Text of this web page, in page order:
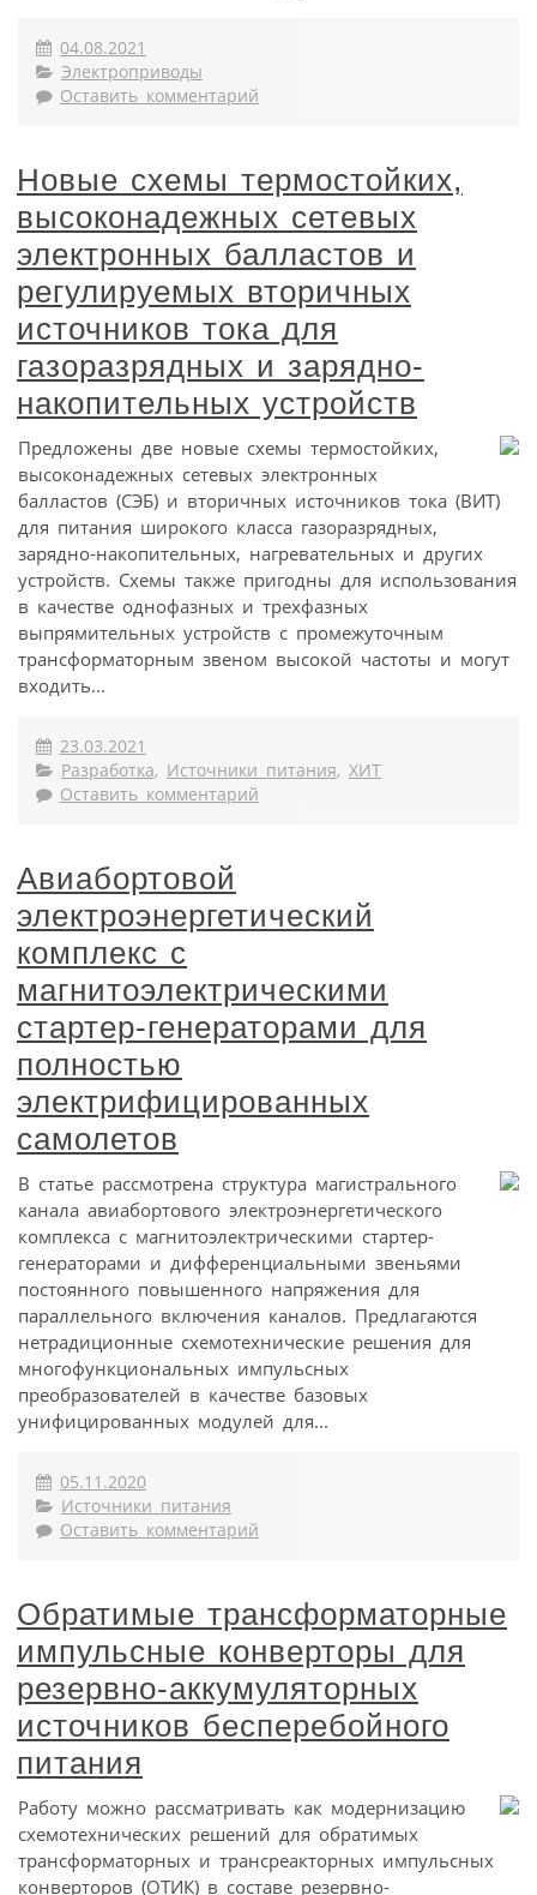
04.08.2021
Электроприводы
Оставить комментарий
Новые схемы термостойких,
высоконадежных сетевых
электронных балластов и
регулируемых вторичных
источников тока для
газоразрядных и зарядно-
накопительных устройств
Предложены две новые схемы термостойких,
высоконадежных сетевых электронных
балластов (СЭБ) и вторичных источников тока (ВИТ)
для питания широкого класса газоразрядных,
зарядно-накопительных, нагревательных и других
устройств. Схемы также пригодны для использования
в качестве однофазных и трехфазных
выпрямительных устройств с промежуточным
трансформаторным звеном высокой частоты и могут
входить...
23.03.2021
Разработка, Источники питания, ХИТ
Оставить комментарий
Авиабортовой
электроэнергетический
комплекс с
магнитоэлектрическими
стартер-генераторами для
полностью
электрифицированных
самолетов
В статье рассмотрена структура магистрального
канала авиабортового электроэнергетического
комплекса с магнитоэлектрическими стартер-
генераторами и дифференциальными звеньями
постоянного повышенного напряжения для
параллельного включения каналов. Предлагаются
нетрадиционные схемотехнические решения для
многофункциональных импульсных
преобразователей в качестве базовых
унифицированных модулей для...
05.11.2020
Источники питания
Оставить комментарий
Обратимые трансформаторные
импульсные конверторы для
резервно-аккумуляторных
источников бесперебойного
питания
Работу можно рассматривать как модернизацию
схемотехнических решений для обратимых
трансформаторных и трансреакторных импульсных
конверторов (ОТИК) в составе резервно-